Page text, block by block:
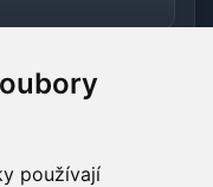
používají